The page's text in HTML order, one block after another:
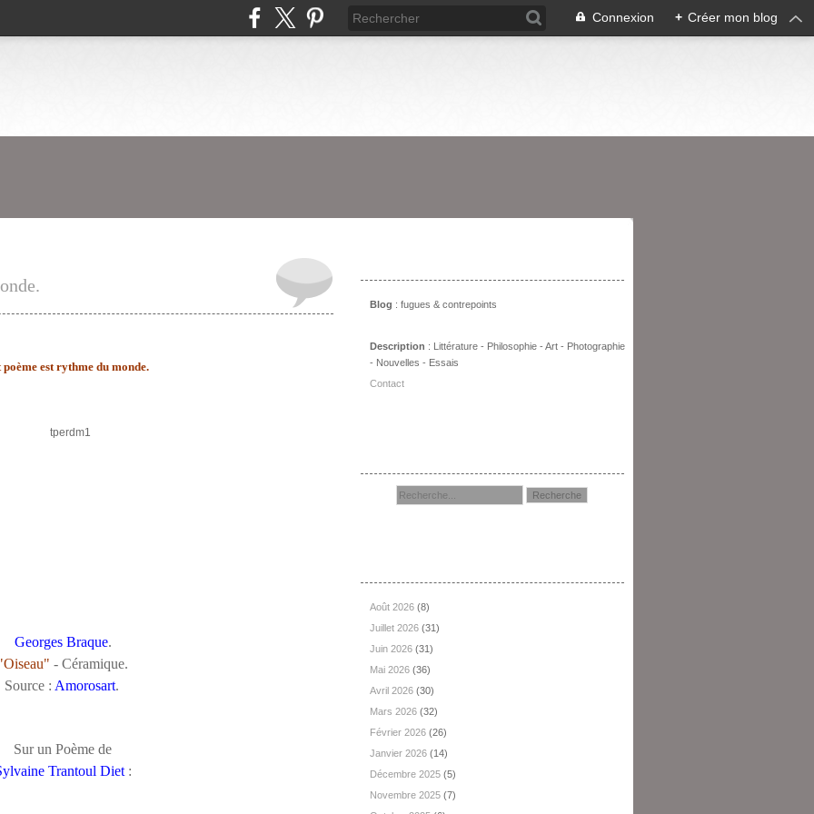
Connexion + Créer mon blog
est rythme du monde.
Georges Braque.
- Céramique.
Source : Amorosart.
Sur un Poème de
Trantoul Diet:
Blog : fugues & contrepoints
Description : Littérature - Philosophie - Art - Photographie
- Nouvelles - Essais
Contact
Août 2026 (8)
Juillet 2026 (31)
Juin 2026 (31)
Mai 2026 (36)
Avril 2026 (30)
Mars 2026 (32)
Février 2026 (26)
Janvier 2026 (14)
Décembre 2025 (5)
Novembre 2025 (7)